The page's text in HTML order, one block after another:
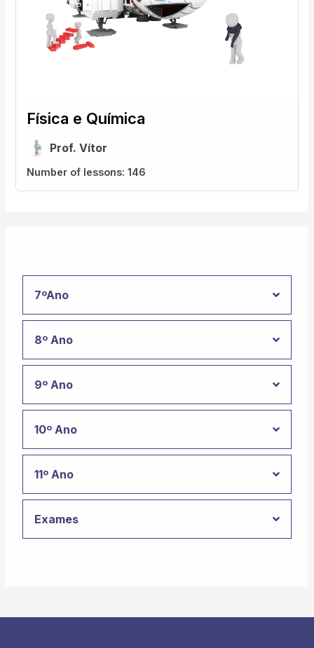
7ºAno
8º Ano
9º Ano
10º Ano
11º Ano
Exames
Física e Química
Prof. Vítor
Number of lessons:146